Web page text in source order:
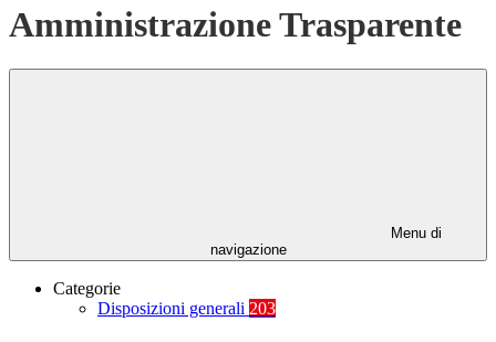
Amministrazione Trasparente
Menu di
navigazione
Categorie
Disposizioni generali 203